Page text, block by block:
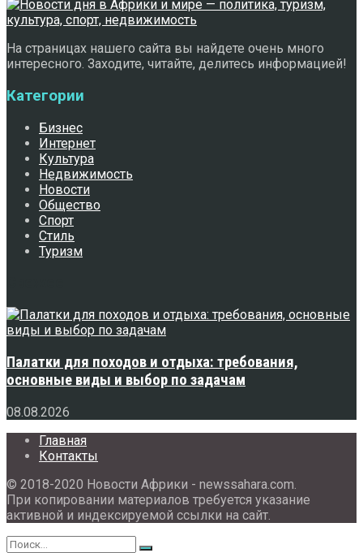
На страницах нашего сайта вы найдете очень много
интересного. Заходите, читайте, делитесь информацией!
Категории
Бизнес
Интернет
Культура
Недвижимость
Новости
Общество
Спорт
Стиль
Туризм
Палатки для походов и отдыха: требования,
основные виды и выбор по задачам
08.08.2026
Главная
Контакты
© 2018-2020 Новости Африки - newssahara.com.
При копировании материалов требуется указание
активной и индексируемой ссылки на сайт.